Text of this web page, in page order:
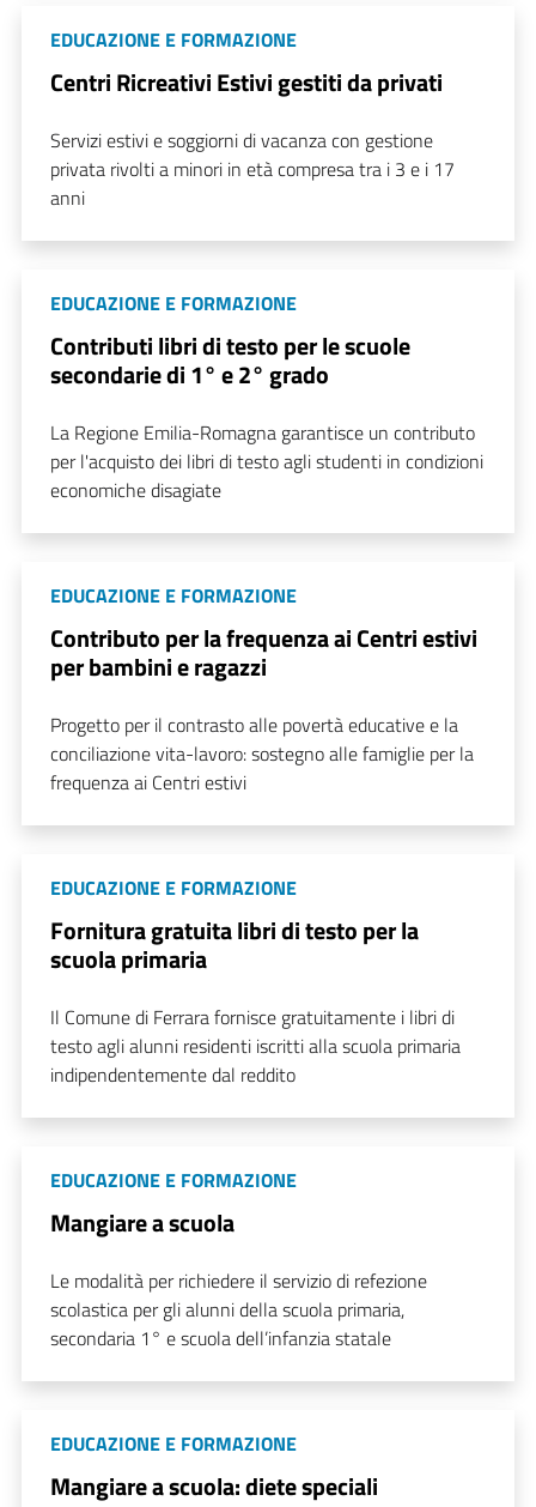
EDUCAZIONE E FORMAZIONE
Centri Ricreativi Estivi gestiti da privati
Servizi estivi e soggiorni di vacanza con gestione
privata rivolti a minori in età compresa tra i 3 e i 17
anni
EDUCAZIONE E FORMAZIONE
Contributi libri di testo per le scuole
secondarie di 1° e 2° grado
La Regione Emilia-Romagna garantisce un contributo
per l'acquisto dei libri di testo agli studenti in condizioni
economiche disagiate
EDUCAZIONE E FORMAZIONE
Contributo per la frequenza ai Centri estivi
per bambini e ragazzi
Progetto per il contrasto alle povertà educative e la
conciliazione vita-lavoro: sostegno alle famiglie per la
frequenza ai Centri estivi
EDUCAZIONE E FORMAZIONE
Fornitura gratuita libri di testo per la
scuola primaria
Il Comune di Ferrara fornisce gratuitamente i libri di
testo agli alunni residenti iscritti alla scuola primaria
indipendentemente dal reddito
EDUCAZIONE E FORMAZIONE
Mangiare a scuola
Le modalità per richiedere il servizio di refezione
scolastica per gli alunni della scuola primaria,
secondaria 1° e scuola dell’infanzia statale
EDUCAZIONE E FORMAZIONE
Mangiare a scuola: diete speciali